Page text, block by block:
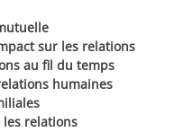
sur les relations
au fil du temps
humaines
les relations